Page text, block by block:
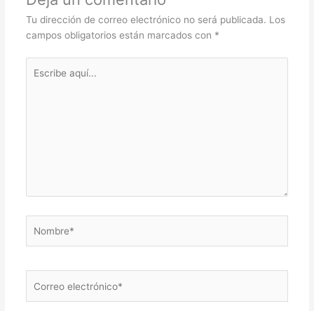
Tu dirección de correo electrónico no será publicada. Los
campos obligatorios están marcados con *
aquí...
electrónico*